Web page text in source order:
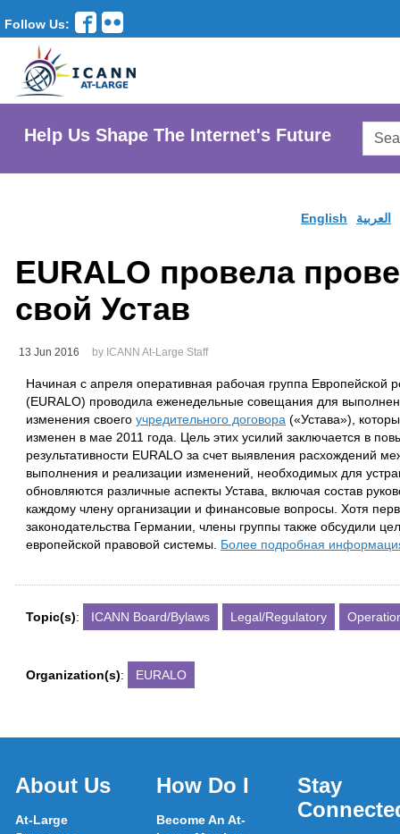
Follow Us:
Help Us Shape The Internet's Future
English العربية
EURALO провела
свой Устав
13 Jun 2016 by ICANN At-Large Staff
Начиная с апреля оперативная рабочая группа Европейской
(EURALO) проводила еженедельные совещания для
изменения своего учредительного договора («Устава»),
изменен в мае 2011 года. Цель этих усилий заключается в
результативности EURALO за счет выявления расхождений
выполнения и реализации изменений, необходимых для
обновляются различные аспекты Устава, включая состав
каждому члену организации и финансовые вопросы. Хотя
законодательства Германии, члены группы также обсудили
европейской правовой системы. Более подробная
Topic(s): ICANN Board/Bylaws Legal/Regulatory
Organization(s): EURALO
About Us
At-Large
How Do I
Become An At-
Stay